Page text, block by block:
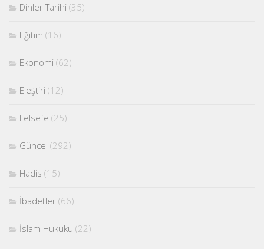
Dinler Tarihi (35)
Eğitim (16)
Ekonomi (62)
Eleştiri (12)
Felsefe (25)
Güncel (292)
Hadis (15)
İbadetler (66)
İslam Hukuku (22)